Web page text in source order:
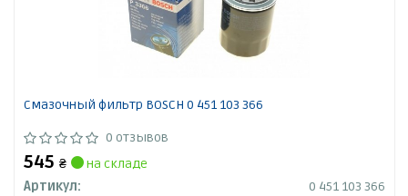
Смазочный фильтр BOSCH 0 451 103 366
0 отзывов
545 ₴
на складе
Артикул:
0 451 103 366